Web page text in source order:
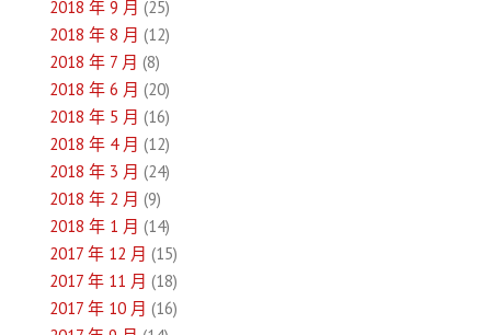
2018 年 9 月 (25)
2018 年 8 月 (12)
2018 年 7 月 (8)
2018 年 6 月 (20)
2018 年 5 月 (16)
2018 年 4 月 (12)
2018 年 3 月 (24)
2018 年 2 月 (9)
2018 年 1 月 (14)
2017 年 12 月 (15)
2017 年 11 月 (18)
2017 年 10 月 (16)